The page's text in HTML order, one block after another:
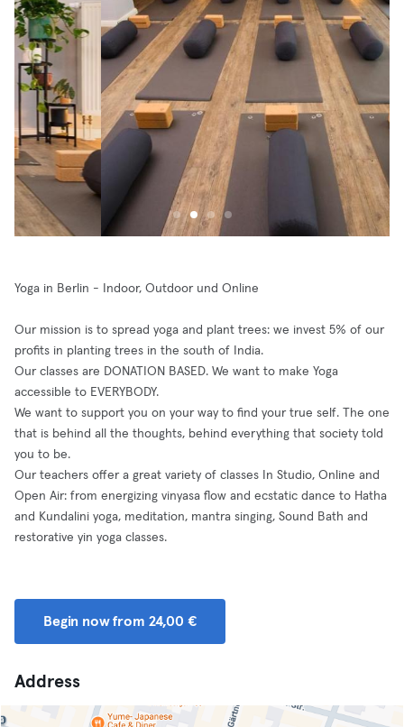
Yoga in Berlin - Indoor, Outdoor und Online
Our mission is to spread yoga and plant trees: we invest 5% of our
profits in planting trees in the south of India.
Our classes are DONATION BASED. We want to make Yoga
accessible to EVERYBODY.
We want to support you on your way to find your true self. The one
that is behind all the thoughts, behind everything that society told
you to be.
Our teachers offer a great variety of classes In Studio, Online and
Open Air: from energizing vinyasa flow and ecstatic dance to Hatha
and Kundalini yoga, meditation, mantra singing, Sound Bath and
restorative yin yoga classes.
Begin now from 24,00 €
Address